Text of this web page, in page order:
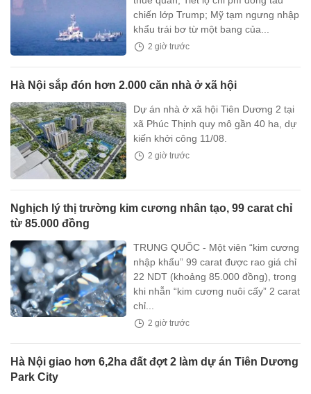
chiến lớp Trump; Mỹ tạm ngưng nhập
khẩu trái bơ từ một bang của...
2 giờ trước
Hà Nội sắp đón hơn 2.000 căn nhà ở xã hội
Dự án nhà ở xã hội Tiên Dương 2 tại
xã Phúc Thịnh quy mô gần 40 ha, dự
kiến khởi công 11/08.
2 giờ trước
Nghịch lý thị trường kim cương nhân tạo, 99 carat chỉ
từ 85.000 đồng
TRUNG QUỐC - Một viên “kim cương
nhập khẩu” 99 carat được rao giá chỉ
22 NDT (khoảng 85.000 đồng), trong
khi nhẫn “kim cương nuôi cấy” 2 carat
chỉ...
2 giờ trước
Hà Nội giao hơn 6,2ha đất đợt 2 làm dự án Tiên Dương
Park City